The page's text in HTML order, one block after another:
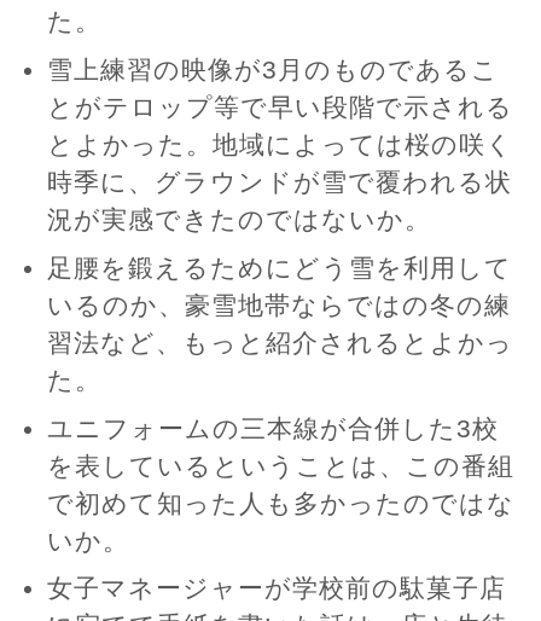
た。
雪上練習の映像が3月のものであるこ
とがテロップ等で早い段階で示される
とよかった。地域によっては桜の咲く
時季に、グラウンドが雪で覆われる状
況が実感できたのではないか。
足腰を鍛えるためにどう雪を利用して
いるのか、豪雪地帯ならではの冬の練
習法など、もっと紹介されるとよかっ
た。
ユニフォームの三本線が合併した3校
を表しているということは、この番組
で初めて知った人も多かったのではな
いか。
女子マネージャーが学校前の駄菓子店